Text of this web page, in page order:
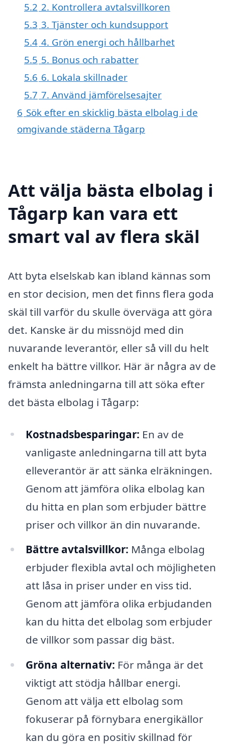
5.2 2. Kontrollera avtalsvillkoren
5.3 3. Tjänster och kundsupport
5.4 4. Grön energi och hållbarhet
5.5 5. Bonus och rabatter
5.6 6. Lokala skillnader
5.7 7. Använd jämförelsesajter
6 Sök efter en skicklig bästa elbolag i de
omgivande städerna Tågarp
Att välja bästa elbolag i
Tågarp kan vara ett
smart val av flera skäl
Att byta elselskab kan ibland kännas som
en stor decision, men det finns flera goda
skäl till varför du skulle överväga att göra
det. Kanske är du missnöjd med din
nuvarande leverantör, eller så vill du helt
enkelt ha bättre villkor. Här är några av de
främsta anledningarna till att söka efter
det bästa elbolag i Tågarp:
Kostnadsbesparingar: En av de
vanligaste anledningarna till att byta
elleverantör är att sänka elräkningen.
Genom att jämföra olika elbolag kan
du hitta en plan som erbjuder bättre
priser och villkor än din nuvarande.
Bättre avtalsvillkor: Många elbolag
erbjuder flexibla avtal och möjligheten
att låsa in priser under en viss tid.
Genom att jämföra olika erbjudanden
kan du hitta det elbolag som erbjuder
de villkor som passar dig bäst.
Gröna alternativ: För många är det
viktigt att stödja hållbar energi.
Genom att välja ett elbolag som
fokuserar på förnybara energikällor
kan du göra en positiv skillnad för